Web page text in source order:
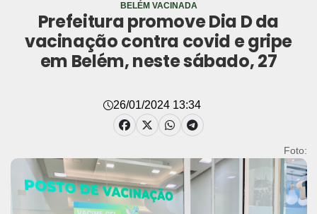
BELÉM VACINADA
Prefeitura promove Dia D da
vacinação contra covid e gripe
em Belém, neste sábado, 27
26/01/2024 13:34
Foto: